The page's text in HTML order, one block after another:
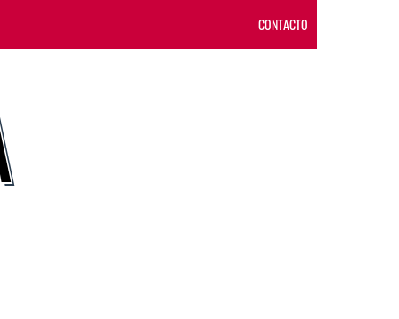
CONTACTO